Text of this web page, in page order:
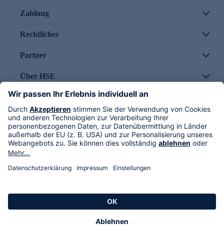
Zahlung
Rechtliches
Partner
Über HSE
Im TV
HSE International